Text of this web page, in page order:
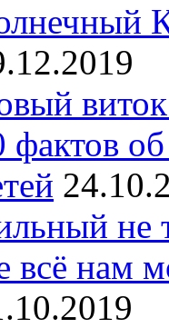
фактов
не
всё нам